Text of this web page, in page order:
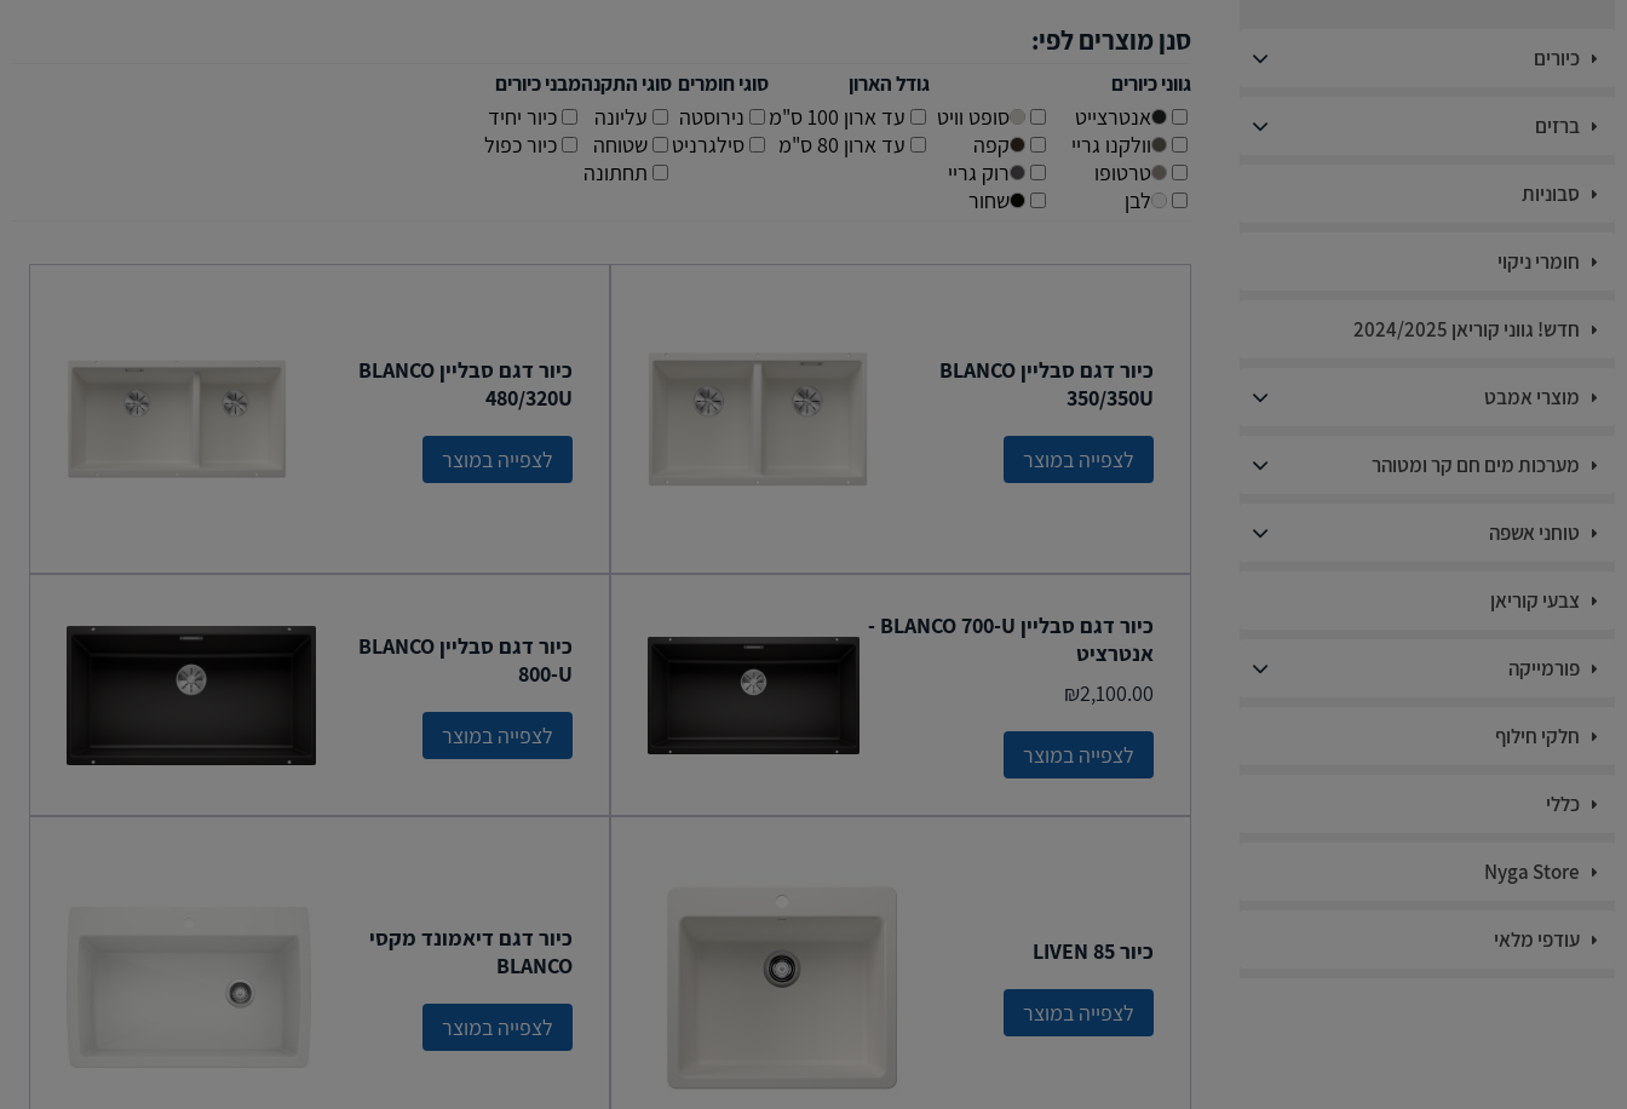
כיורים
ברזים
סבוניות
חומרי ניקוי
חדש! גווני קוריאן 2024/2025
מוצרי אמבט
מערכות מים חם קר ומטוהר
טוחני אשפה
צבעי קוריאן
פורמייקה
חלקי חילוף
כללי
Nyga Store
עודפי מלאי
סנן מוצרים לפי:
גווני כיורים
אנטרצייט
וולקנו גריי
טרטופו
לבן
סופט וויט
קפה
רוק גריי
שחור
גודל הארון
עד ארון 100 ס"מ
עד ארון 80 ס"מ
סוגי חומרים
נירוסטה
סילגרניט
סוגי התקנה
עליונה
שטוחה
תחתונה
מבני כיורים
כיור יחיד
כיור כפול
כיור דגם סבליין BLANCO
350/350U
לצפייה במוצר
כיור דגם סבליין BLANCO
480/320U
לצפייה במוצר
כיור דגם סבליין BLANCO 700-U -
אנטרציט
₪2,100.00
לצפייה במוצר
כיור דגם סבליין BLANCO
800-U
לצפייה במוצר
כיור LIVEN 85
לצפייה במוצר
כיור דגם דיאמונד מקסי
BLANCO
לצפייה במוצר